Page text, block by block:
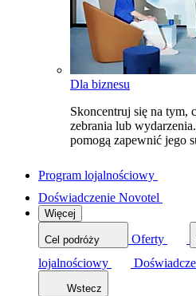
Dla biznesu
Skoncentruj się na tym,
zebrania lub
pomogą zapewnić jego
Program lojalnościowy
Doświadczenie Novotel
Więcej
Cel podróży Oferty
lojalnościowy
Wstecz